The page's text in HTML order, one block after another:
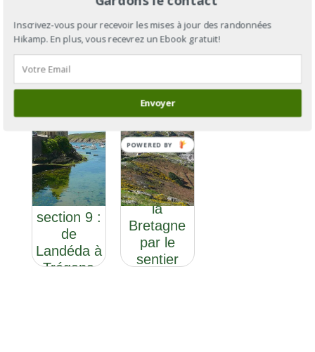
GR®34
section 9 :
de
Landéda à
Trégana
GR®34 :
le tour de
la
Bretagne
par le
sentier
Inscrivez-vous pour recevoir les mises à jour des randonnées
Hikamp. En plus, vous recevrez un Ebook gratuit!
Envoyer
POWERED BY